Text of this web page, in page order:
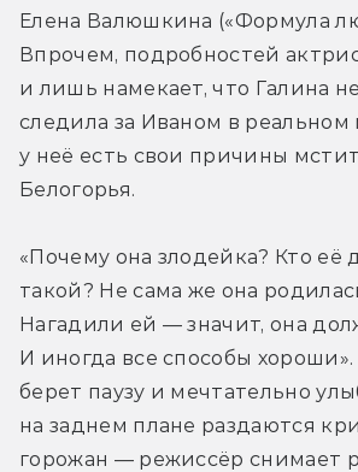
Елена Валюшкина («Формула
Впрочем, подробностей
и лишь намекает, что Галина
следила за Иваном в реальном
у неё есть свои причины
Белогорья.
«Почему она злодейка? Кто её
такой? Не сама же она
Нагадили ей — значит, она
И иногда все способы
берет паузу и мечтательно
на заднем плане раздаются
горожан — режиссёр снимает